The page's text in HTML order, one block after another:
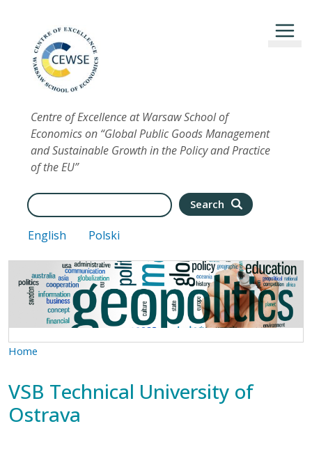
Centre of Excellence at Warsaw School of
Economics on “Global Public Goods Management
and Sustainable Growth in the Policy and Practice
of the EU”
Search Search
English Polski
Home
VSB Technical University of
Ostrava